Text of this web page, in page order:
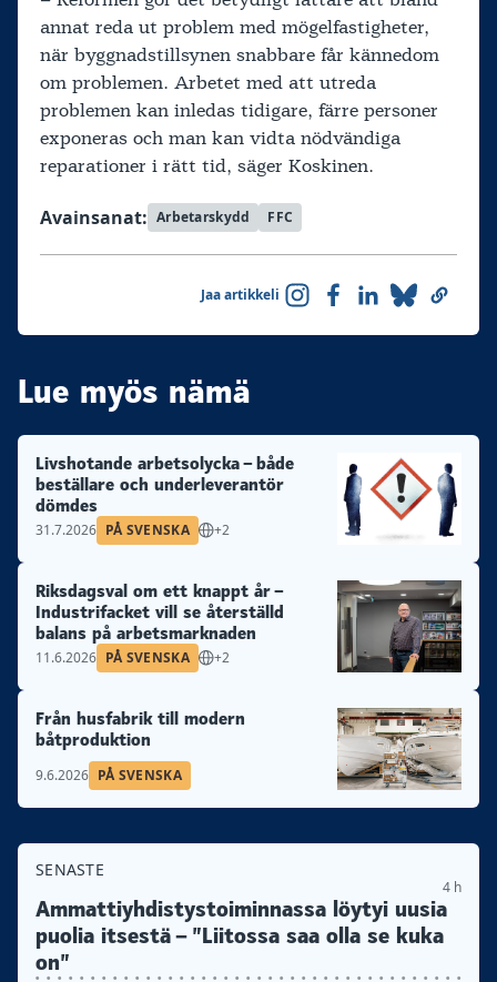
annat reda ut problem med mögelfastigheter,
när byggnadstillsynen snabbare får kännedom
om problemen. Arbetet med att utreda
problemen kan inledas tidigare, färre personer
exponeras och man kan vidta nödvändiga
reparationer i rätt tid, säger Koskinen.
Avainsanat: Arbetarskydd FFC
Jaa artikkeli
Lue myös nämä
Livshotande arbetsolycka – både
beställare och underleverantör
dömdes
31.7.2026 PÅ SVENSKA +2
Riksdagsval om ett knappt år –
Industrifacket vill se återställd
balans på arbetsmarknaden
11.6.2026 PÅ SVENSKA +2
Från husfabrik till modern
båtproduktion
9.6.2026 PÅ SVENSKA
SENASTE
4 h
Ammattiyhdistys­toiminnassa löytyi uusia
puolia itsestä – ”Liitossa saa olla se kuka
on”